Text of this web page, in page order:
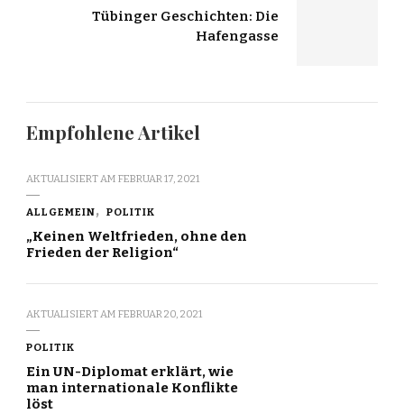
Tübinger Geschichten: Die
Hafengasse
Empfohlene Artikel
AKTUALISIERT AM FEBRUAR 17, 2021
ALLGEMEIN POLITIK
„Keinen Weltfrieden, ohne den
Frieden der Religion“
AKTUALISIERT AM FEBRUAR 20, 2021
POLITIK
Ein UN-Diplomat erklärt, wie
man internationale Konflikte
löst